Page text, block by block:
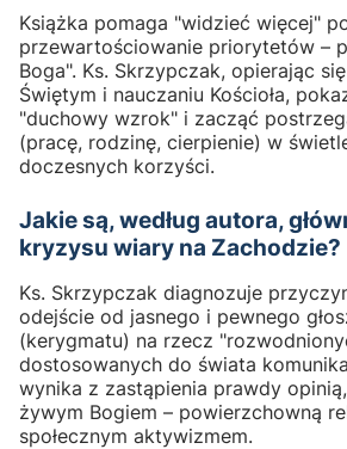
Książka pomaga "widzieć więcej"
przewartościowanie priorytetów –
Boga". Ks. Skrzypczak, opierając
Świętym i nauczaniu Kościoła,
"duchowy wzrok" i zacząć
(pracę, rodzinę, cierpienie) w
doczesnych korzyści.
Jakie są, według autora,
kryzysu wiary na Zachodzie?
Ks. Skrzypczak diagnozuje
odejście od jasnego i pewnego
(kerygmatu) na rzecz
dostosowanych do świata
wynika z zastąpienia prawdy
żywym Bogiem – powierzchowną
społecznym aktywizmem.